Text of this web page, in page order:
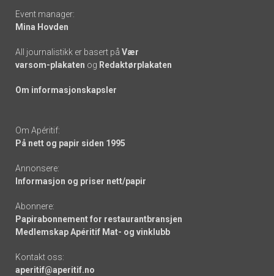
Event manager:
Mina Hovden
All journalistikk er basert på Vær
varsom-plakaten og Redaktørplakaten
Om informasjonskapsler
Om Apéritif:
På nett og papir siden 1995
Annonsere:
Informasjon og priser nett/papir
Abonnere:
Papirabonnement for restaurantbransjen
Medlemskap Apéritif Mat- og vinklubb
Kontakt oss:
aperitif@aperitif.no